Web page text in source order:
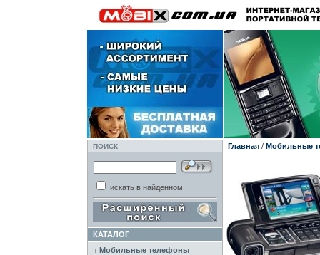
ПОИСК
искать в найденном
КАТАЛОГ
Мобильные телефоны
Главная/ Мобильные